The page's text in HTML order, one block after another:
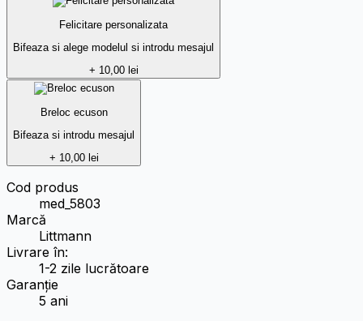
Felicitare personalizata
Bifeaza si alege modelul si introdu mesajul
+ 10,00 lei
Breloc ecuson
Bifeaza si introdu mesajul
+ 10,00 lei
Cod produs
med_5803
Marcă
Littmann
Livrare în:
1-2 zile lucrătoare
Garanție
5 ani